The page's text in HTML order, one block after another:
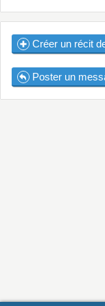
Créer un récit
Poster un